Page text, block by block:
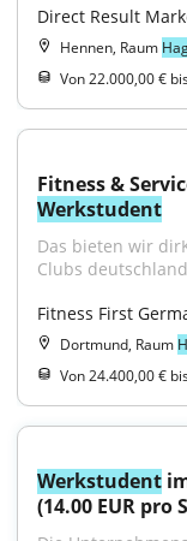
Direct Result
Hennen, Raum
Von 22.000,00 €
Werkstudent
Das bieten wir
Clubs
Fitness First
Dortmund, Raum
Von 24.400,00 €
Werkstudent
(14.00 EUR pro